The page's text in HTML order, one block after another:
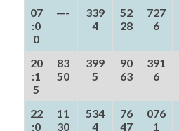
07
:0
0
—-
339
4
52
28
727
6
20
:1
5
83
50
399
5
90
63
391
6
22
:0
11
30
534
4
76
47
076
1